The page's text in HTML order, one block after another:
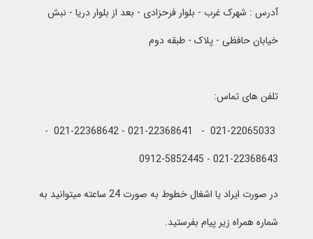
آدرس : شهرک غرب - بلوار فرحزادی - بعد از بلوار دریا - نبش
خیابان حافظی - پلاک - طبقه دوم
تلفن های تماس:
021-22065033 - 021-22368641 - 021-22368642 -
021-22368643 - 0912-5852445
در صورت ایراد یا اشغال خطوط به صورت 24 ساعته میتوانید به
شماره همراه زیر پیام بفرستید.